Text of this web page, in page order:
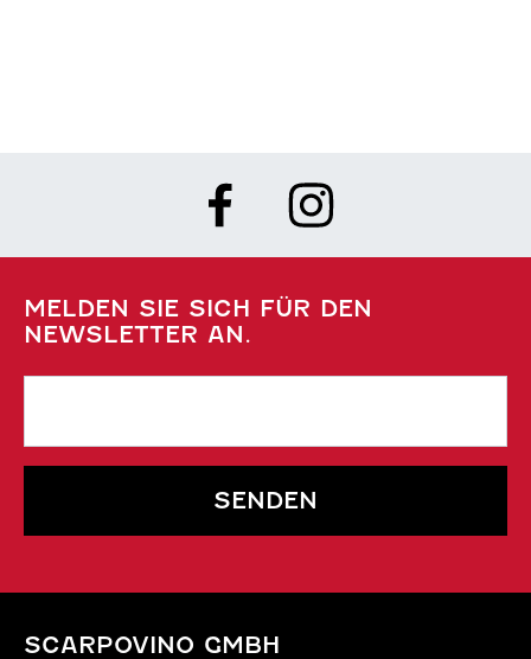
MELDEN SIE SICH FÜR DEN
NEWSLETTER AN.
SENDEN
SCARPOVINO GMBH